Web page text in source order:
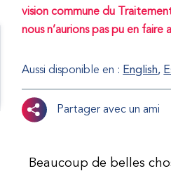
vision commune du
nous n’aurions pas pu en faire
Aussi disponible en : English
Partager avec un ami
Beaucoup de belles